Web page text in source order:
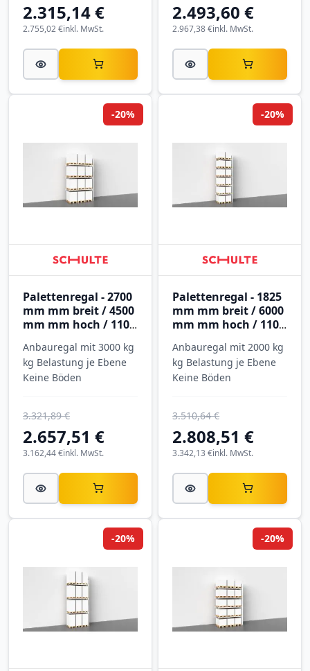
2.315,14 €
inkl. MwSt.
2.755,02 €
2.493,60 €
inkl. MwSt.
2.967,38 €
Palettenregal - 2700
mm mm breit / 4500
mm mm hoch / 1100
Ebenen
Anbauregal mit 3000 kg
kg Belastung je Ebene
Keine Böden
2.657,51 €
3.321,89 €
-20%
inkl. MwSt.
3.162,44 €
Palettenregal - 1825
mm mm breit / 6000
mm mm hoch / 1100
Ebenen
Anbauregal mit 2000 kg
kg Belastung je Ebene
Keine Böden
2.808,51 €
3.510,64 €
-20%
inkl. MwSt.
3.342,13 €
-20% -20%